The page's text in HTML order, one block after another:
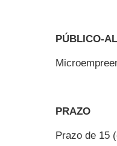
PÚBLICO-
PRAZO
Prazo de 15